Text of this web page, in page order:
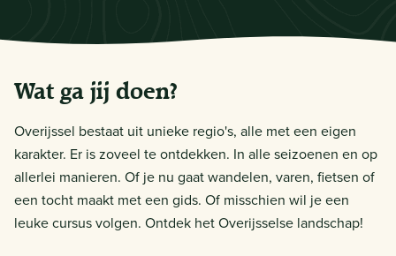
Wat ga jij doen?
Overijssel bestaat uit unieke regio's, alle met een eigen
karakter. Er is zoveel te ontdekken. In alle seizoenen en op
allerlei manieren. Of je nu gaat wandelen, varen, fietsen of
een tocht maakt met een gids. Of misschien wil je een
leuke cursus volgen. Ontdek het Overijsselse landschap!